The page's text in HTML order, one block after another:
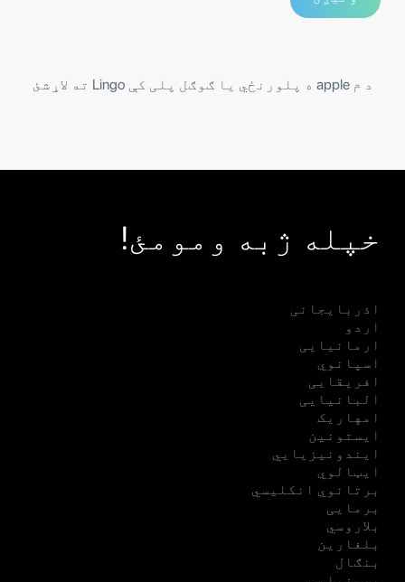
د م apple ه پلورنځي یا ګوګل پلی کې Lingo ته لاړشئ
خپله ژبه ومومئ!
اذربایجانی
اردو
ارمانیایی
اسپانوي
افریقایی
البانیایی
امهاریک
ایستونین
ایندونیزیایي
ایټالوي
برتانوي انکلیسي
برمایی
بلاروسي
بلغارین
بنګال